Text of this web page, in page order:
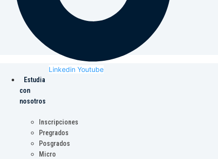
Linkedin Youtube
Estudia
con
nosotros
Inscripciones
Pregrados
Posgrados
Micro